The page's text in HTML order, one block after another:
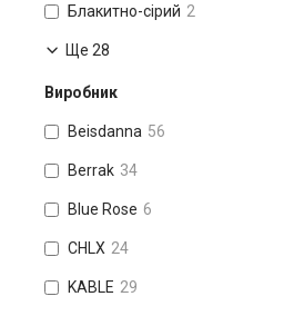
Блакитно-сірий 2
Ще 28
Виробник
Beisdanna 56
Berrak 34
Blue Rose 6
CHLX 24
KABLE 29